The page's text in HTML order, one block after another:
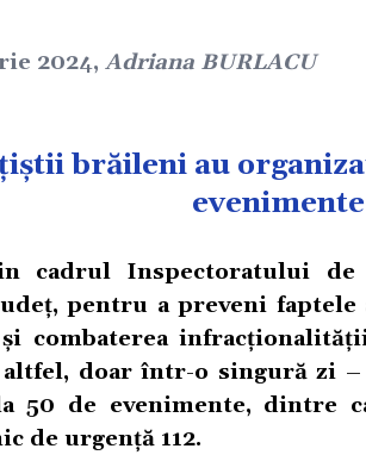
2024,Adriana BURLACU
brăileni au
cadrul Inspectoratului
pentru a preveni
combaterea
doar într-o singură zi –
50 de evenimente, dintre
de urgență 112.